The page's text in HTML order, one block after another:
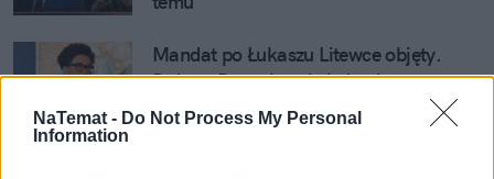
NaTemat - Do Not Process My Personal
Information
Mandat po Łukaszu Litewce objęty.
Bożena Borowiec nie była pierwszym
wyborem